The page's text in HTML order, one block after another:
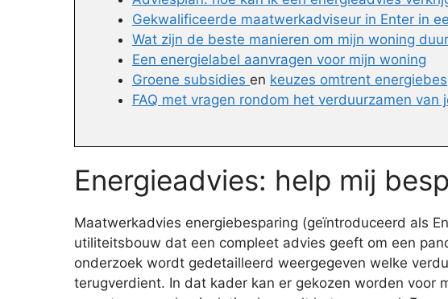
Gekwalificeerde maatwerkadviseur in Enter in
Wat zijn de beste manieren om mijn woning
Een energielabel aanvragen voor mijn woning
Groene subsidies en keuzes omtrent
FAQ met vragen rondom het verduurzamen van
Energieadvies: help mij
Maatwerkadvies energiebesparing (geïntroduceerd als
utiliteitsbouw dat een compleet advies geeft om een
onderzoek wordt gedetailleerd weergegeven welke
terugverdient. In dat kader kan er gekozen worden voor